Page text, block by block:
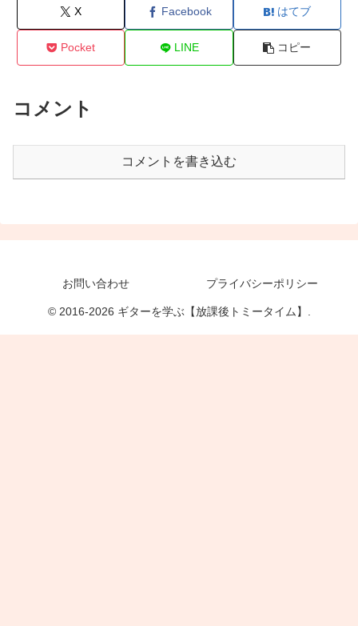
X Facebook はてブ
Pocket LINE コピー
コメント
コメントを書き込む
お問い合わせ プライバシーポリシー
© 2016-2026 ギターを学ぶ【放課後トミータイム】.